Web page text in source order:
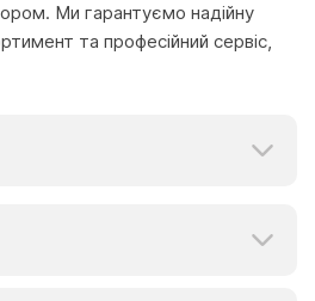
Ми гарантуємо надійну
та професійний сервіс,